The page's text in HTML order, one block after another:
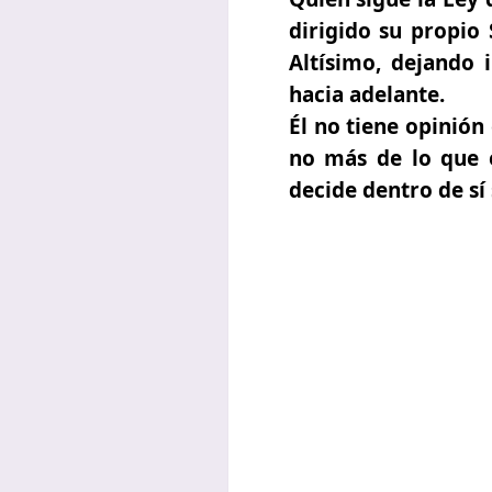
dirigido su propio
Altísimo, dejando
hacia adelante.
Él no tiene opinión
no más de lo que
decide dentro de